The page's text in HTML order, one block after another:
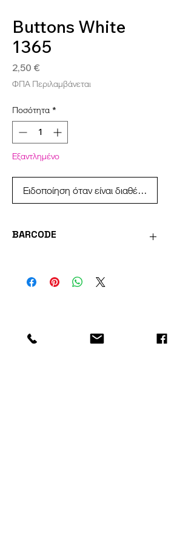
Buttons White
1365
2,50 €
ΦΠΑ Περιλαμβάνεται
Ποσότητα *
Εξαντλημένο
Ειδοποίηση όταν είναι διαθέσιμο
BARCODE